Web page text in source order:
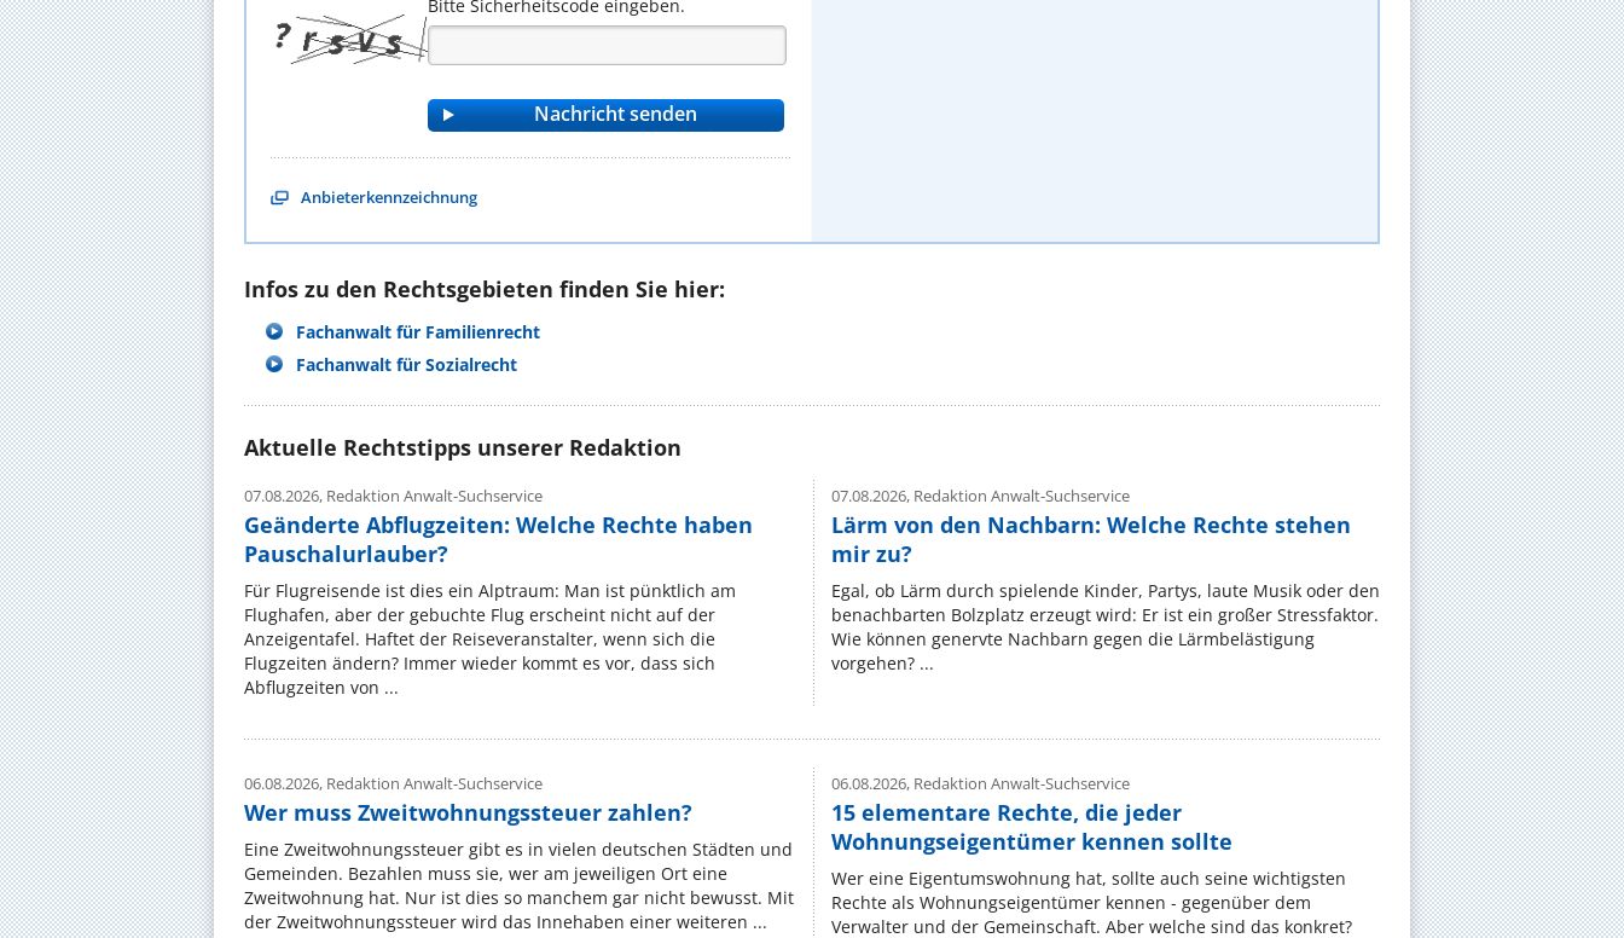
Bitte Sicherheitscode eingeben.
Anbieterkennzeichnung
Infos zu den Rechtsgebieten finden Sie hier:
Fachanwalt für Familienrecht
Fachanwalt für Sozialrecht
Aktuelle Rechtstipps unserer Redaktion
07.08.2026, Redaktion Anwalt-Suchservice
Geänderte Abflugzeiten: Welche Rechte haben
Pauschalurlauber?
Für Flugreisende ist dies ein Alptraum: Man ist pünktlich am
Flughafen, aber der gebuchte Flug erscheint nicht auf der
Anzeigentafel. Haftet der Reiseveranstalter, wenn sich die
Flugzeiten ändern? Immer wieder kommt es vor, dass sich
Abflugzeiten von ...
07.08.2026,Redaktion Anwalt-Suchservice
Lärm von den Nachbarn: Welche Rechte stehen
mir zu?
Egal, ob Lärm durch spielende Kinder, Partys, laute Musik oder den
benachbarten Bolzplatz erzeugt wird: Er ist ein großer Stressfaktor.
Wie können genervte Nachbarn gegen die Lärmbelästigung
vorgehen? ...
06.08.2026, Redaktion Anwalt-Suchservice
Wer muss Zweitwohnungssteuer zahlen?
Eine Zweitwohnungssteuer gibt es in vielen deutschen Städten und
Gemeinden. Bezahlen muss sie, wer am jeweiligen Ort eine
Zweitwohnung hat. Nur ist dies so manchem gar nicht bewusst. Mit
der Zweitwohnungssteuer wird das Innehaben einer weiteren ...
06.08.2026,Redaktion Anwalt-Suchservice
15 elementare Rechte, die jeder
Wohnungseigentümer kennen sollte
Wer eine Eigentumswohnung hat, sollte auch seine wichtigsten
Rechte als Wohnungseigentümer kennen - gegenüber dem
Verwalter und der Gemeinschaft. Aber welche sind das konkret?